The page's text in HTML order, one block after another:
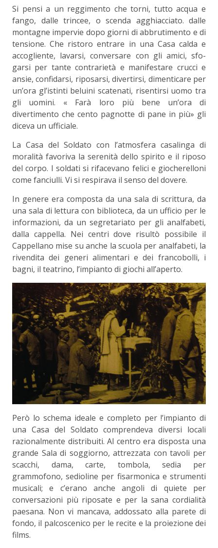
Si pensi a un reggimento che torni, tutto acqua e
fango, dalle trincee, o scenda agghiacciato. dalle
montagne impervie dopo giorni di abbrutimento e di
tensione. Che ristoro entrare in una Casa calda e
accogliente, lavarsi, conversare con gli amici, sfo­
garsi per tante contrarietà e manifestare crucci e
ansie, confidarsi, riposarsi, divertirsi, dimenticare per
un’ora gl’istinti beluini scatenati, risentirsi uomo tra
gli uomini. « Farà loro più bene un’ora di
divertimento che cento pagnotte di pane in più» ­gli
diceva un ufficiale.
La Casa del Soldato con l’atmosfera casalinga di
moralità favoriva la serenità dello spirito e il riposo
del corpo. I soldati si rifacevano felici e giocherelloni
come fanciulli. Vi si respirava il senso del dovere.
In genere era composta da una sala di scrit­tura, da
una sala di lettura con biblioteca, da un ufficio per le
informazioni, da un segretariato per gli analfabeti,
dalla cappella. Nei centri dove ri­sultò possibile il
Cappellano mise su anche la scuo­la per analfabeti, la
rivendita dei generi alimentari e dei francobolli, i
bagni, il teatrino, l’impianto di giochi all’aperto.
Però lo schema ideale e completo per !’im­pianto di
una Casa del Soldato comprendeva di­versi locali
razionalmente distribuiti. Al centro era disposta una
grande Sala di soggiorno, attrezzata con tavoli per
scacchi, dama, carte, tombola, sedia per
grammofono, sedioline per fisarmonica e stru­menti
musicali; e c’erano anche angoli di quiete per
conversazioni più riposate e per la sana cor­dialità
paesana. Non vi mancava, addossato alla parete di
fondo, il palcoscenico per le recite e la proiezione dei
films.